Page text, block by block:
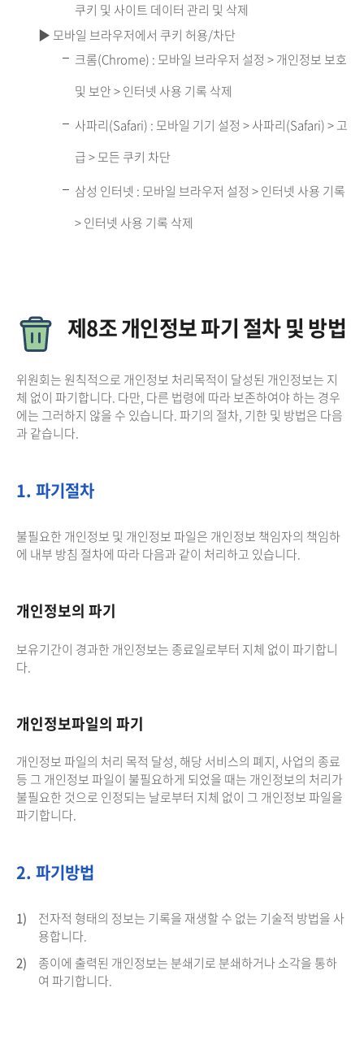
쿠키 및 사이트 데이터 관리 및 삭제
▶ 모바일 브라우저에서 쿠키 허용/차단
크롬(Chrome) : 모바일 브라우저 설정 > 개인정보 보호
및 보안 > 인터넷 사용 기록 삭제
사파리(Safari) : 모바일 기기 설정 > 사파리(Safari) > 고
급 > 모든 쿠키 차단
삼성 인터넷 : 모바일 브라우저 설정 > 인터넷 사용 기록
> 인터넷 사용 기록 삭제
제8조 개인정보 파기 절차 및 방법
위원회는 원칙적으로 개인정보 처리목적이 달성된 개인정보는 지
체 없이 파기합니다. 다만, 다른 법령에 따라 보존하여야 하는 경우
에는 그러하지 않을 수 있습니다. 파기의 절차, 기한 및 방법은 다음
과 같습니다.
1. 파기절차
불필요한 개인정보 및 개인정보 파일은 개인정보 책임자의 책임하
에 내부 방침 절차에 따라 다음과 같이 처리하고 있습니다.
개인정보의 파기
보유기간이 경과한 개인정보는 종료일로부터 지체 없이 파기합니
다.
개인정보파일의 파기
개인정보 파일의 처리 목적 달성, 해당 서비스의 폐지, 사업의 종료
등 그 개인정보 파일이 불필요하게 되었을 때는 개인정보의 처리가
불필요한 것으로 인정되는 날로부터 지체 없이 그 개인정보 파일을
파기합니다.
2. 파기방법
1)
전자적 형태의 정보는 기록을 재생할 수 없는 기술적 방법을 사
용합니다.
2)
종이에 출력된 개인정보는 분쇄기로 분쇄하거나 소각을 통하
여 파기합니다.